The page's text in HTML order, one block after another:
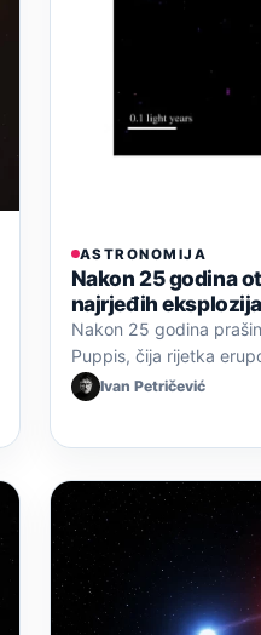
ASTRONOMIJA
Nakon 25 godina
najrjeđih
Nakon 25 godina
Puppis, čija rijetka
Ivan Petričević